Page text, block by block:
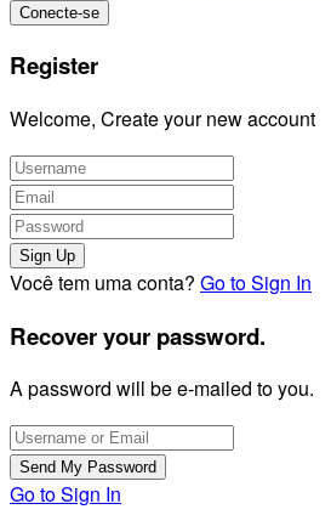
Register
Welcome, Create your new account
Você tem uma conta? Go to Sign In
Recover your password.
A password will be e-mailed to you.
Go to Sign In